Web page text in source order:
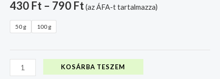
430 Ft – 790 Ft(az ÁFA-t tartalmazza)
50 g 100 g
KOSÁRBA TESZEM